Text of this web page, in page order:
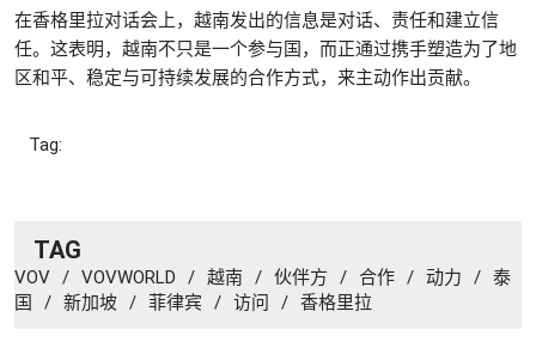
在香格里拉对话会上，越南发出的信息是对话、责任和建立信
任。这表明，越南不只是一个参与国，而正通过携手塑造为了地
区和平、稳定与可持续发展的合作方式，来主动作出贡献。
Tag:
TAG
VOV / VOVWORLD / 越南 / 伙伴方 / 合作 / 动力 / 泰
国
/ 新加坡 / 菲律宾 / 访问 / 香格里拉